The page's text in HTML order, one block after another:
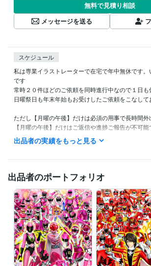
無料で見積り相談
メッセージを送る
スケジュール
私は専業イラストレーターで在宅で年中無休です
です
常時２０件ほどのご依頼を同時進行中なので１日も
日曜祭日も年末年始もお受けしたご依頼をこなして
ただし【月曜の午後】だけは必須の用事で長時間外
【月曜の午後】だけはご返信や進捗ご報告が不可能
また私の生活は体調によって夜型だったり昼型だっ
ご理解いただけますと幸いです。
受賞歴
ネットでイラスト＆コミック公開
プログラミング言語・フレームワーク
COBOL:1年
ビジネス・クリエイティブツール
Adobe Photoshop:20年Filmora:5年Excel:10年
出品者の実績をもっと見る
出品者のポートフォリオ